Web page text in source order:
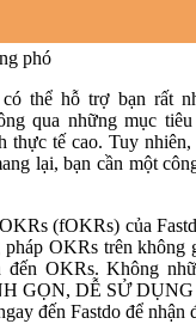
phó
thể hỗ trợ bạn rất
qua những mục
thực tế cao. Tuy
lại, bạn cần một
(fOKRs) của
OKRs trên không
OKRs. Không
GỌN, DỄ SỬ
đến Fastdo để nhận